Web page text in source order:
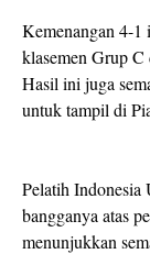
Kemenangan 4-1
klasemen Grup C
Hasil ini juga
untuk tampil di
Pelatih Indonesia
bangganya atas
menunjukkan